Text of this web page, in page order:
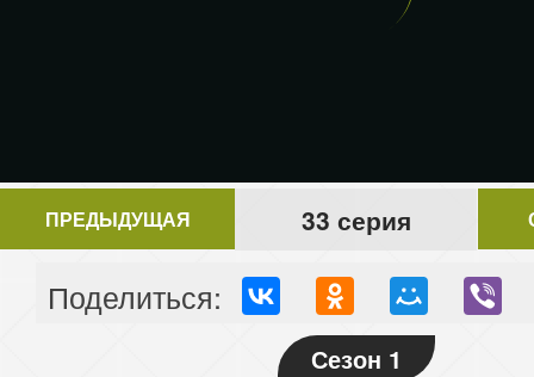
ПРЕДЫДУЩАЯ 33 серия
Поделиться:
Сезон 1